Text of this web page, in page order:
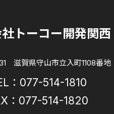
トーコー開発関西
滋賀県守山市立入町1108番地
：077-514-1810
：077-514-1820